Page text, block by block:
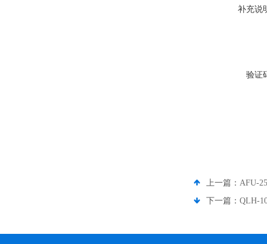
补充说
验证
上一篇： AFU-
下一篇： QLH-